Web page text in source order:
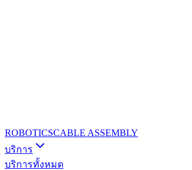
ROBOTICSCABLE ASSEMBLY
บริการ
บริการทั้งหมด